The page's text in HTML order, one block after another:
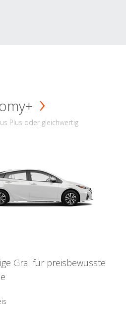
Plus oder gleichwertig
Gral für preisbewusste